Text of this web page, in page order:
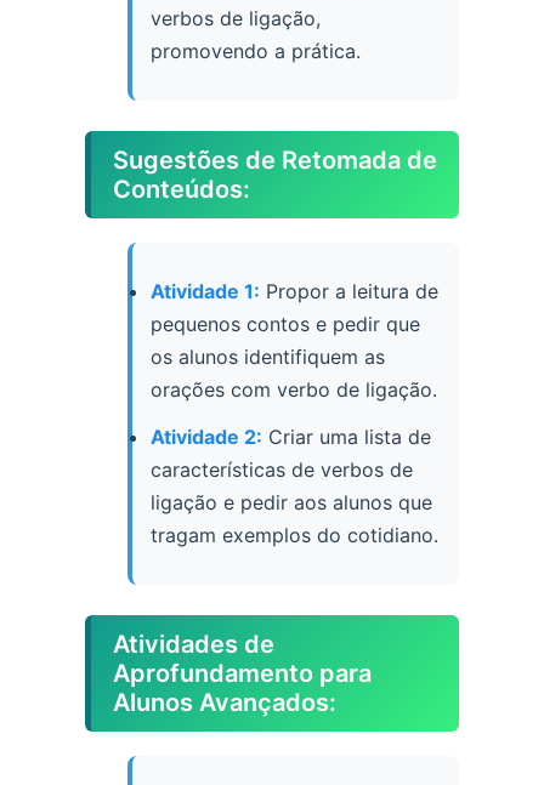
verbos de ligação,
promovendo a prática.
Sugestões de Retomada de
Conteúdos:
Atividade 1: Propor a leitura de
pequenos contos e pedir que
os alunos identifiquem as
orações com verbo de ligação.
Atividade 2: Criar uma lista de
características de verbos de
ligação e pedir aos alunos que
tragam exemplos do cotidiano.
Atividades de
Aprofundamento para
Alunos Avançados: